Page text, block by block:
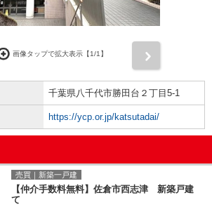
画像タップで拡大表示【1/1】
千葉県八千代市勝田台２丁目5-1
https://ycp.or.jp/katsutadai/
売買｜新築一戸建
【仲介手数料無料】佐倉市西志津 新築戸建
て